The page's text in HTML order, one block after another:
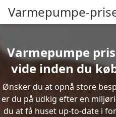
Varmepumpe-
Varmepumpe
vide inden du
Ønsker du at opnå store
er du på udkig efter en
du at få huset up-to-date i